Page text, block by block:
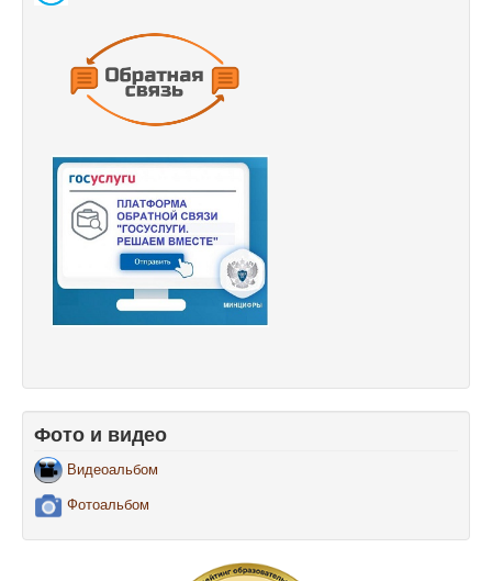
Фото и видео
Видеоальбом
Фотоальбом